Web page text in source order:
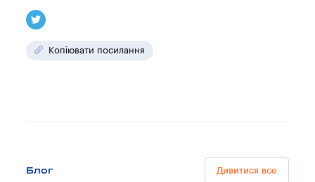
Копіювати посилання
Блог Дивитися все